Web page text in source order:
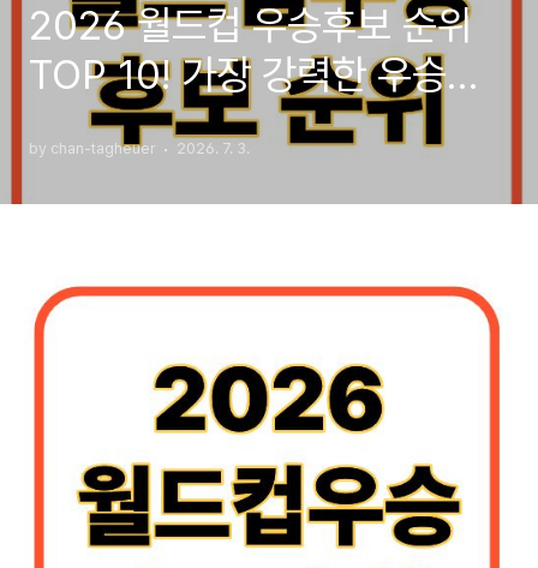
2026 월드컵 우승후보 순위
TOP 10! 가장 강력한 우승국
은 어디일까?
by chan-tagheuer 2026. 7. 3.